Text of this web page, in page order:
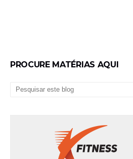
PROCURE MATÉRIAS AQUI